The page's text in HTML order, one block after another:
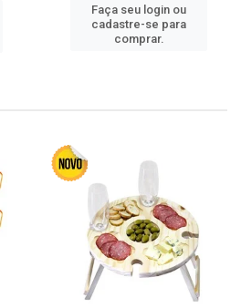
Faça seu login ou
cadastre-se para
comprar.